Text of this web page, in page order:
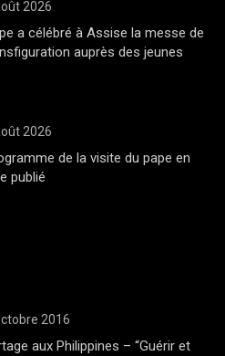
2026
a célébré à Assise la messe de
auprès des jeunes
2026
de la visite du pape en
publié
2016
aux Philippines – “Guérir et